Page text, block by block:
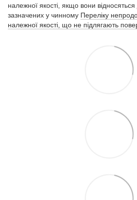
належної якості, якщо вони відносяться
зазначених у чинному Переліку
належної якості, що не підлягають